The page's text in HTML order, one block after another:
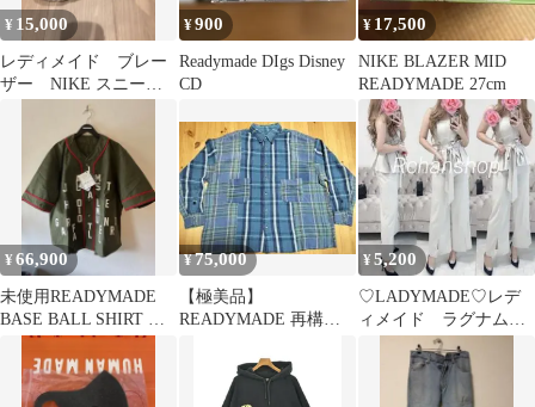
¥ 15,000
レディメイド ブレー
ザー NIKE スニーカ
¥900
Readymade DIgs Disney
CD
¥ 17,500
NIKE BLAZER MID
READYMADE 27cm
¥66,900
未使用READYMADE
BASE BALL SHIRT カ
ーキ サイズ3
¥75,000
【極美品】
READYMADE 再構築
ツ ブルー サイズ1
¥5,200
♡LADYMADE♡レデ
ィメイド ラグナムー
ン フレイアイディ
ー フォクシー好